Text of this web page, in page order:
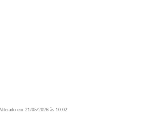
em 21/05/2026 às 10:02